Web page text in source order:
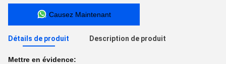
Causez Maintenant
Détails de produit Description de produit
Mettre en évidence: